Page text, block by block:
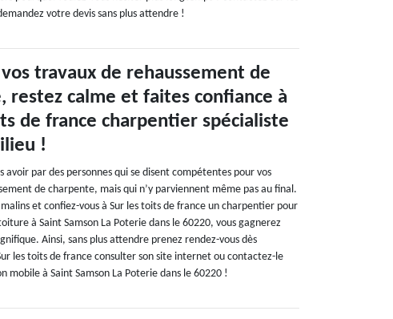
votre devis sans plus attendre !
travaux de rehaussement de
restez calme et faites confiance à
de france charpentier spécialiste
!
avoir par des personnes qui se disent compétentes pour vos
de charpente, mais qui n’y parviennent même pas au final.
et confiez-vous à Sur les toits de france un charpentier pour
à Saint Samson La Poterie dans le 60220, vous gagnerez
Ainsi, sans plus attendre prenez rendez-vous dès
les toits de france consulter son site internet ou contactez-le
mobile à Saint Samson La Poterie dans le 60220 !